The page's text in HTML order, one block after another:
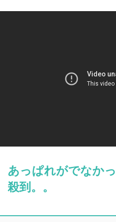
あっぱれがでなか
殺到。。